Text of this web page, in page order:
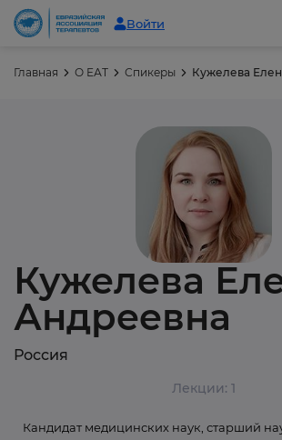
Войти
Главная О ЕАТ Спикеры Кужелева
Кужелева
Андреевна
Россия
Лекции: 1
Кандидат медицинских наук, старший